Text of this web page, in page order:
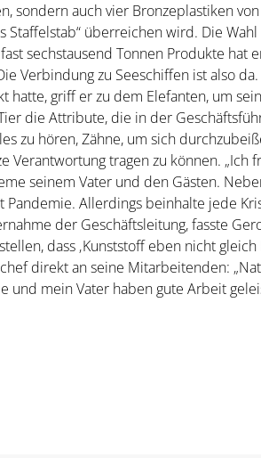
sondern auch vier Bronzeplastiken
Staffelstab“ überreichen wird. Die
sechstausend Tonnen Produkte
Verbindung zu Seeschiffen ist also
griff er zu dem Elefanten, um
die Attribute, die in der
zu hören, Zähne, um sich
tragen zu können. „Ich
seinem Vater und den Gästen.
Allerdings beinhalte jede
der Geschäftsleitung, fasste
dass ‚Kunststoff eben nicht
direkt an seine Mitarbeitenden:
mein Vater haben gute Arbeit